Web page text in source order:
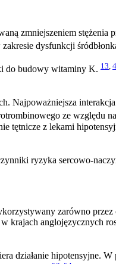
zmniejszeniem
dysfunkcji
do budowy witaminy K. 13
Najpoważniejsza
ze względu
tętnicze z lekami
ryzyka sercowo-
zarówno
anglojęzycznych
działanie hipotensyjne.